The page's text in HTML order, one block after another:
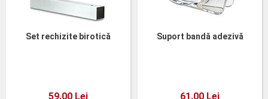
Set rechizite birotică
59.00 Lei
Suport bandă adezivă
61.00 Lei